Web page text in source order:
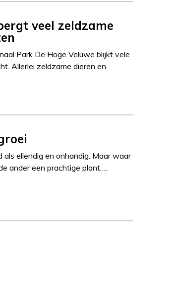
veel zeldzame
Park De Hoge Veluwe blijkt vele
Allerlei zeldzame dieren en
als ellendig en onhandig. Maar waar
ander een prachtige plant….